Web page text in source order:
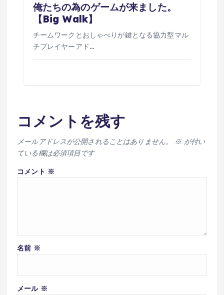
俺たちの為のゲームが来ました。
【Big Walk】
チームワークとおしゃべりが鍵となる協力型マル
チプレイヤーアド…
コメントを残す
メールアドレスが公開されることはありません。 ※が付い
ている欄は必須項目です
コメント ※
名前 ※
メール ※